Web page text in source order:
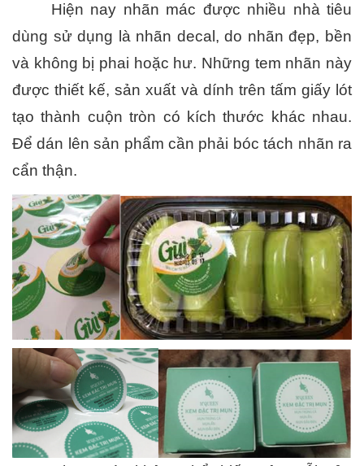
Hiện nay nhãn mác được nhiều nhà tiêu
dùng sử dụng là nhãn decal, do nhãn đẹp, bền
và không bị phai hoặc hư. Những tem nhãn này
được thiết kế, sản xuất và dính trên tấm giấy lót
tạo thành cuộn tròn có kích thước khác nhau.
Để dán lên sản phẩm cần phải bóc tách nhãn ra
cẩn thận.